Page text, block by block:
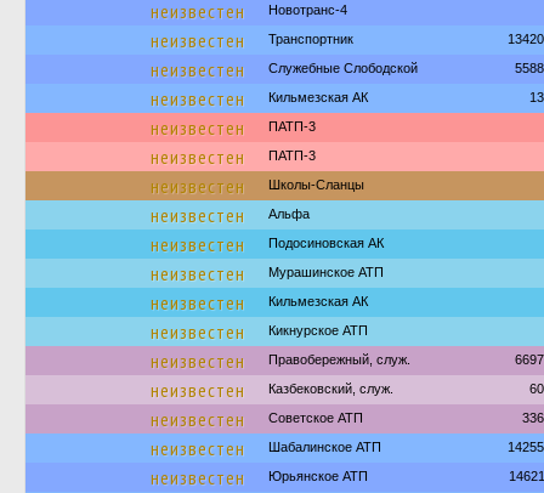
неизвестен Новотранс-4
неизвестен Транспортник
неизвестен Служебные Слободской
неизвестен Кильмезская АК
неизвестен ПАТП-3
неизвестен ПАТП-3
неизвестен Школы-Сланцы
неизвестен Альфа
неизвестен Подосиновская АК
неизвестен Мурашинское АТП
неизвестен Кильмезская АК
неизвестен Кикнурское АТП
неизвестен Правобережный, служ.
неизвестен Казбековский, служ.
неизвестен Советское АТП
неизвестен Шабалинское АТП
неизвестен Юрьянское АТП